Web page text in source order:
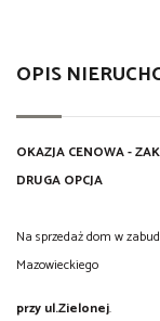
OPIS
OKAZJA CENOWA -
DRUGA OPCJA
Na sprzedaż dom w
Mazowieckiego
przy ul.Zielonej.